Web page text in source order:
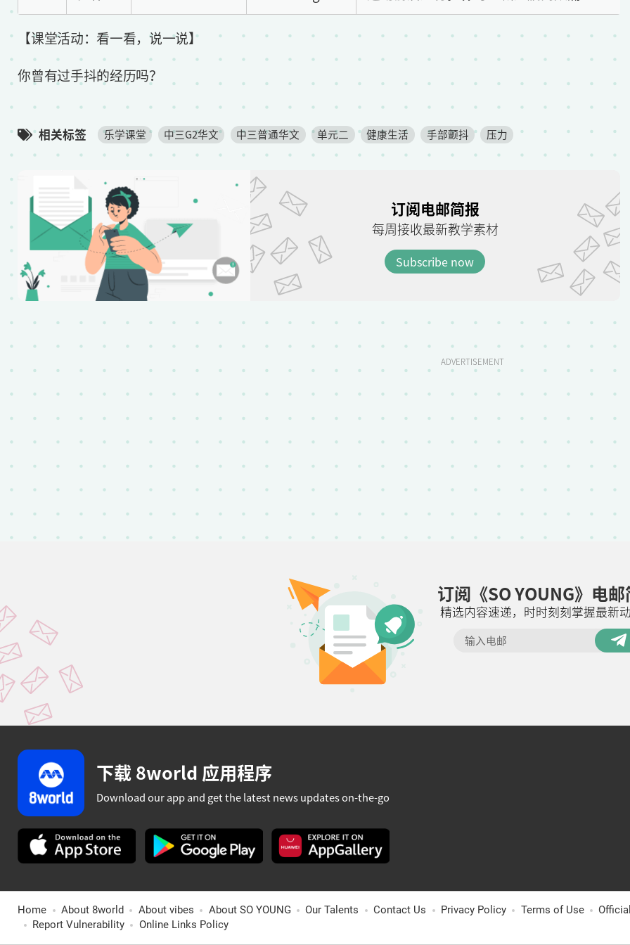
【课堂活动：看一看，说一说】
你曾有过手抖的经历吗？
相关标签 乐学课堂 中三G2华文 中三普通华文 单元二 健康生活 手部颤抖 压力
订阅电邮简报
每周接收最新教学素材
Subscribe now
ADVERTISEMENT
订阅《SO YOUNG》电
精选内容速递，时时刻刻掌握最新动
下载 8world 应用程序
Download our app and get the latest news updates on-the-go
Home About 8world About vibes About SO YOUNG Our Talents Contact Us Privacy Policy Terms of Use
Report Vulnerability
Online Links Policy